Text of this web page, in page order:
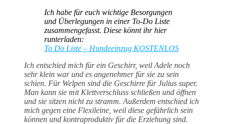
Ich habe für euch wichtige Besorgungen
und Überlegungen in einer To-Do Liste
zusammengefasst. Diese könnt ihr hier
runterladen:
To Do Liste – Hundeeinzug KOSTENLOS
Ich entschied mich für ein Geschirr, weil Adele noch
sehr klein war und es angenehmer für sie zu sein
schien. Für Welpen sind die Geschirre für Julius super.
Man kann sie mit Klettverschluss schließen und öffnen
und sie sitzen nicht zu stramm. Außerdem entschied ich
mich gegen eine Flexileine, weil diese gefährlich sein
können und kontraproduktiv für die Erziehung sind.